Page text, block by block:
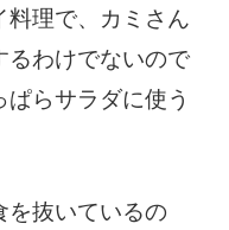
料理で、カミさん
るわけでないので
らサラダに使う
を抜いているの